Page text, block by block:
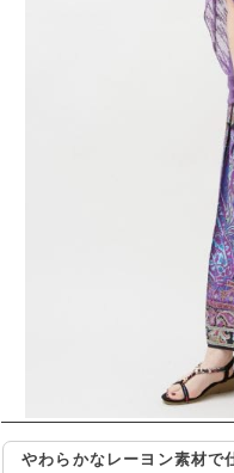
やわらかなレーヨン素材で